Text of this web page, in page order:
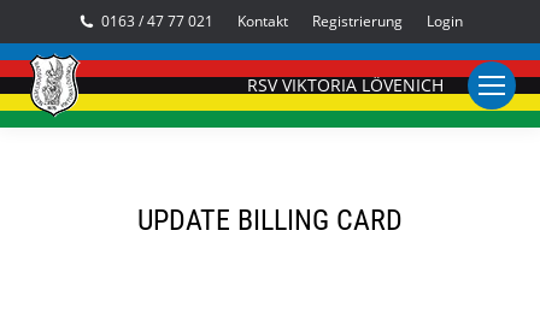
0163 / 47 77 021 Kontakt Registrierung Login
RSV VIKTORIA LÖVENICH
UPDATE BILLING CARD